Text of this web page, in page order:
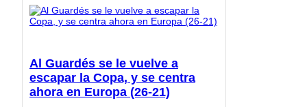
Al Guardés se le vuelve a
escapar la Copa, y se centra
ahora en Europa (26-21)